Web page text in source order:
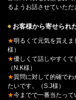
るようお話させていただ
お客様から寄せられ
★明るくて元気を貰え
様）
★優しくて話しやすくて
（N.K様）
★質問に対して的確で
たいです。（S.J様）
★今までで一番当たっ